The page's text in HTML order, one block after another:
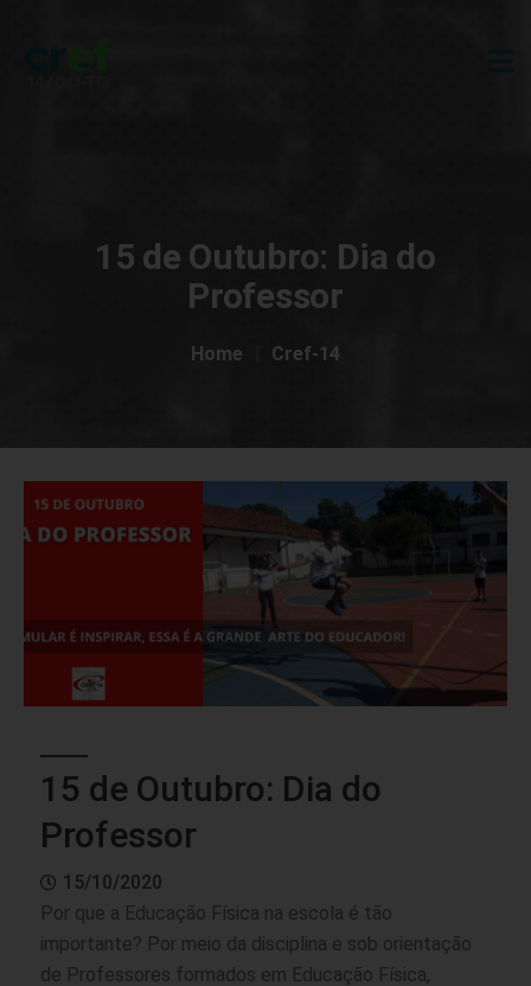
15 de Outubro: Dia do
Professor
Home Cref-14
15 de Outubro: Dia do
Professor
15/10/2020
Por que a Educação Física na escola é tão
importante? Por meio da disciplina e sob orientação
de Professores formados em Educação Física,